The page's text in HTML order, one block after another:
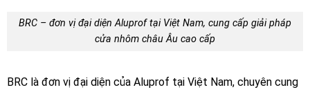
BRC – đơn vị đại diện Aluprof tại Việt Nam, cung cấp giải pháp
cửa nhôm châu Âu cao cấp
BRC là đơn vị đại diện của Aluprof tại Việt Nam, chuyên cung